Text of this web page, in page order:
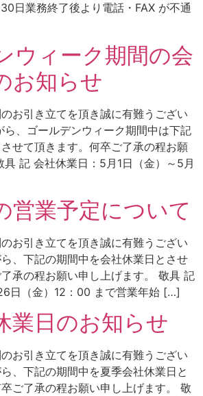
日業務終了後より電話・FAX が不通
ウィーク期間の会
お知らせ
お引き立てを頂き誠に有難うござい
ら、ゴールデンウィーク期間中は下記
せて頂きます。何卒ご了承の程お願
具 記 会社休業日：5月1日（金）～5月
営業予定について
お引き立てを頂き誠に有難うござい
、下記の期間中を会社休業日とさせ
承の程お願い申し上げます。 敬具 記
日（金）12：00 まで営業年始 […]
業日のお知らせ
お引き立てを頂き誠に有難うござい
、下記の期間中を夏季会社休業日と
ご了承の程お願い申し上げます。 敬